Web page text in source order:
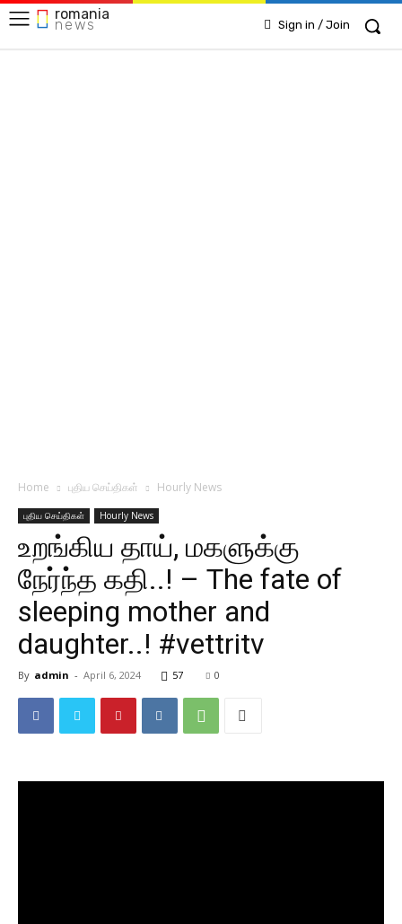
romania
news Sign in / Join
Home புதிய செய்திகள் Hourly News
புதிய செய்திகள் Hourly News
உறங்கிய தாய், மகளுக்கு
நேர்ந்த கதி..! – The fate of
sleeping mother and
daughter..! #vettritv
By admin - April 6, 2024 57 0